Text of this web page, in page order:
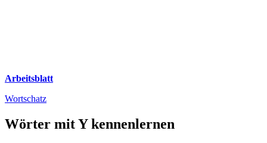
Arbeitsblatt
Wortschatz
Wörter mit Y kennenlernen